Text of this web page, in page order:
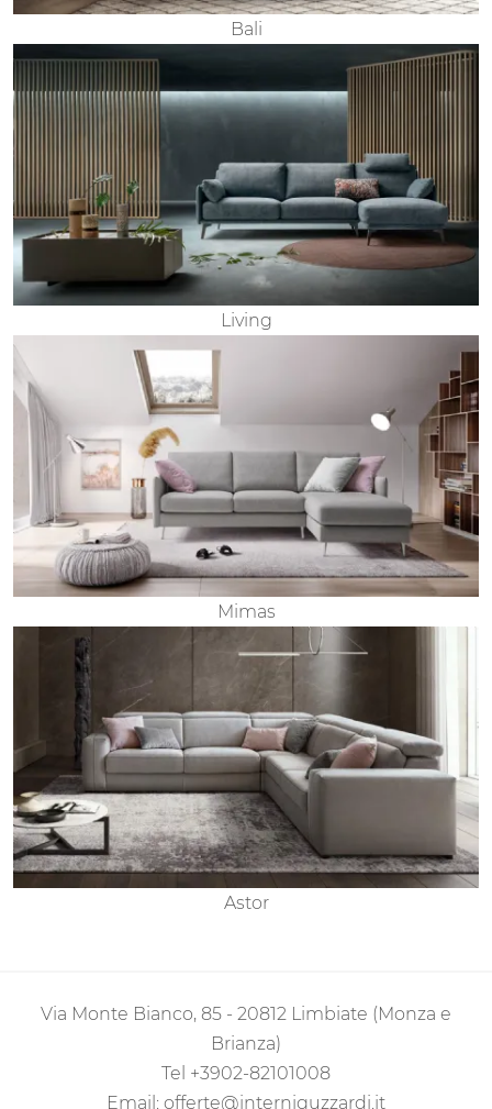
Bali
Living
Mimas
Astor
Via Monte Bianco, 85 - 20812 Limbiate (Monza e
Brianza)
Tel +3902-82101008
Email: offerte@interniguzzardi.it